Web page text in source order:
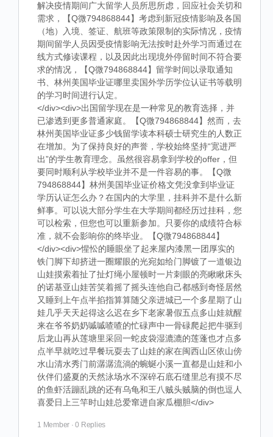
解决疫情期间广大留学人员所思所虑，回应社会关切和
需求，【Q微794868844】考虑到新冠疫情影响及各国
（地）入境、签证、航班等政策限制的实际情况，疫情
期间留学人员因受疫情影响无法按时赴外学习而通过在
线方式修读课程，以及因此出现境外停留时间不符合要
求的情况，【Q微794868844】留学时间以录取通知
书、林州美国毕业证哪里卖国外学历学位认证书等载明
的学习时间进行认定。
</div><div>出国留学现在是一种常见的教育选择，并
已渗透到更多普通家庭。【Q微794868844】然而，去
林州美国毕业证多少钱留学读本科硕士研究生的人数正
在增加。为了保持良好的声誉，学校始终坚持“宽进严
出”的学生教育理念。虽然很容易拿到学校的offer，但
要同时顺利从学校毕业并不是一件容易的事。【Q微
794868844】林州美国毕业证价格文凭没拿到毕业证
学历认证怎么办？在国内的大学里，挂科并不是什么新
鲜事。可以说大部分学生在大学期间都经历过挂科，您
可以检索，但您也可以重新参加。只要你的成绩符合标
准，就不会影响你的终毕业。【Q微794868844】
</div><div>惺忪的睡眼坐了起来屋内漆黑一团厚实的
铁门脚下却挤进一圈耀眼的光宛如给门脚镀了一道银边
山娃摸索着扯了扯灯绳小屋顿时一片刺眼的亮瞅瞅床头
的诺基亚山娃苦笑着摇了摇头连他自己都感到奇怪居然
又睡到上午点半掐指算算随父亲进城已一个多星期了山
娃几乎天天起得这么迟在乡下老家暑假五点多山娃就醒
来在爷爷奶奶嘁嘁喳喳的忙碌声中一骨碌爬起把牛驱到
后龙山再从莲塘里采回一蛇皮袋湿漉漉的莲蓬也才点多
点半早就吃过早餐玩耍去了山娃的家在闽西山区依山傍
水山清水秀门前潺潺流淌的蜿蜒小溪一直都是山娃和小
伙伴们盛夏的天然泳场水不深碎石底石缝里总有摸不尽
的鱼虾活蹦乱跳的还有乌龟和王八贼头贼脑的倒也逗人
喜爱日上三竿时山娃总爱窜进自家瓜棚胆</div>
1 Member · 0 Replies